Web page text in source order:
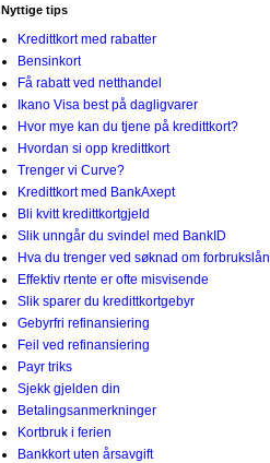
Nyttige tips
Kredittkort med rabatter
Bensinkort
Få rabatt ved netthandel
Ikano Visa best på dagligvarer
Hvor mye kan du tjene på kredittkort?
Hvordan si opp kredittkort
Trenger vi Curve?
Kredittkort med BankAxept
Bli kvitt kredittkortgjeld
Slik unngår du svindel med BankID
Hva du trenger ved søknad om forbrukslån
Effektiv rtente er ofte misvisende
Slik sparer du kredittkortgebyr
Gebyrfri refinansiering
Feil ved refinansiering
Payr triks
Sjekk gjelden din
Betalingsanmerkninger
Kortbruk i ferien
Bankkort uten årsavgift